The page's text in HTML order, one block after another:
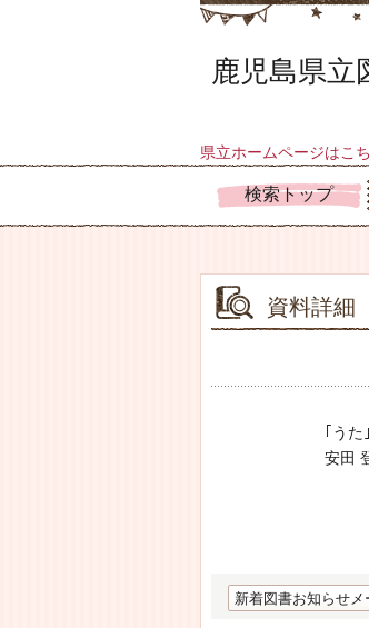
鹿児島県立
県立ホームページはこ
検索トップ
資料詳細
｢う
安田
新着図書お知らせメ